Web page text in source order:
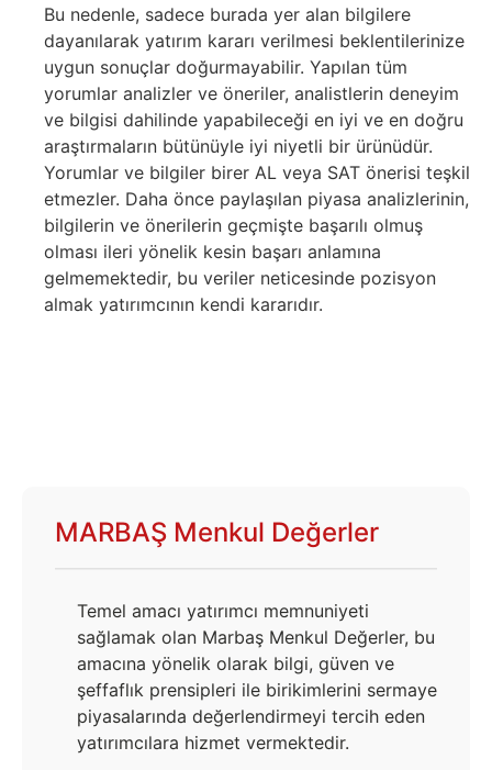
Bu nedenle, sadece burada yer alan bilgilere
dayanılarak yatırım kararı verilmesi beklentilerinize
uygun sonuçlar doğurmayabilir. Yapılan tüm
yorumlar analizler ve öneriler, analistlerin deneyim
ve bilgisi dahilinde yapabileceği en iyi ve en doğru
araştırmaların bütünüyle iyi niyetli bir ürünüdür.
Yorumlar ve bilgiler birer AL veya SAT önerisi teşkil
etmezler. Daha önce paylaşılan piyasa analizlerinin,
bilgilerin ve önerilerin geçmişte başarılı olmuş
olması ileri yönelik kesin başarı anlamına
gelmemektedir, bu veriler neticesinde pozisyon
almak yatırımcının kendi kararıdır.
MARBAŞ Menkul Değerler
Temel amacı yatırımcı memnuniyeti
sağlamak olan Marbaş Menkul Değerler, bu
amacına yönelik olarak bilgi, güven ve
şeffaflık prensipleri ile birikimlerini sermaye
piyasalarında değerlendirmeyi tercih eden
yatırımcılara hizmet vermektedir.